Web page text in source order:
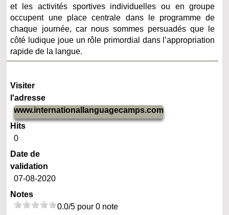
et les activités sportives individuelles ou en groupe
occupent une place centrale dans le programme de
chaque journée, car nous sommes persuadés que le
côté ludique joue un rôle primordial dans l’appropriation
rapide de la langue.
Visiter
l'adresse
www.internationallanguagecamps.com
Hits
0
Date de
validation
07-08-2020
Notes
0.0/5 pour 0 note